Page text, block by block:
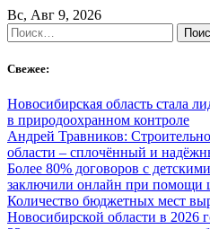
Skip
to
content
Вс, Авг 9, 2026
Найти:
Свежее:
Новосибирская область стала
в природоохранном контроле
Андрей Травников:
области – сплочённый и
Более 80% договоров с
заключили онлайн при помощи
Количество бюджетных мест
Новосибирской области в 2026